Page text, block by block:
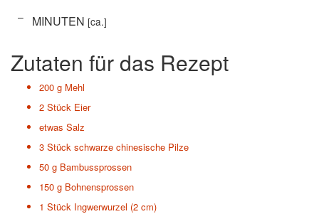
–
MINUTEN [ca.]
Zutaten für das Rezept
200 g Mehl
2 Stück Eier
etwas Salz
3 Stück schwarze chinesische Pilze
50 g Bambussprossen
150 g Bohnensprossen
1 Stück Ingwerwurzel (2 cm)